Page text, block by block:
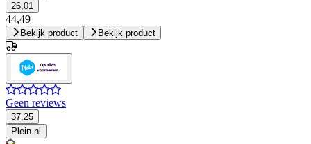
26,01
44,49
Bekijk product Bekijk product
Geen reviews
37,25
Plein.nl